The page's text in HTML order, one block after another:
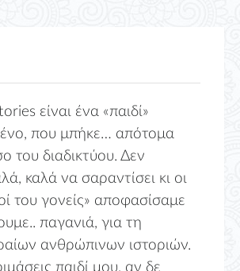
είναι ένα «παιδί»
που μπήκε… απότομα
του διαδικτύου. Δεν
καλά να σαραντίσει κι οι
του γονείς» αποφασίσαμε
παγανιά, για τη
ανθρώπινων ιστοριών.
παιδί μου, αν δε